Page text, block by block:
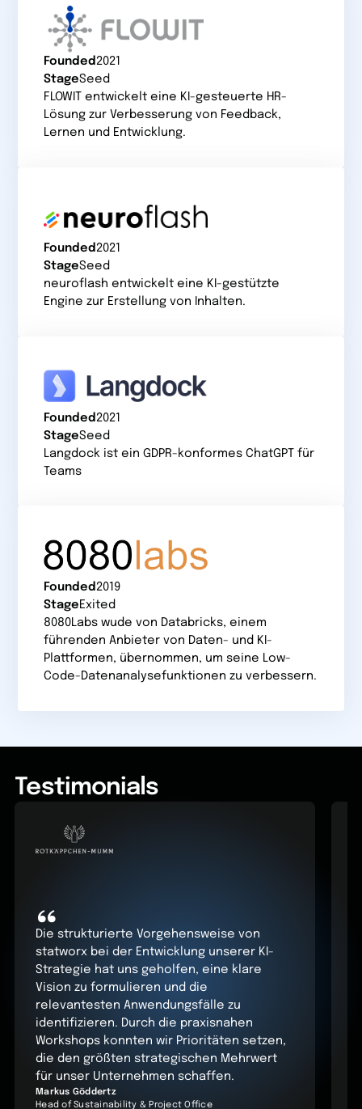
Founded 2021
StageSeed
FLOWIT entwickelt eine KI-gesteuerte HR-
Lösung zur Verbesserung von Feedback,
Lernen und Entwicklung.
Founded 2021
StageSeed
neuroflash entwickelt eine KI-gestützte
Engine zur Erstellung von Inhalten.
Founded 2021
StageSeed
Langdock ist ein GDPR-konformes ChatGPT für
Teams
Founded 2019
Stage Exited
8080Labs wude von Databricks, einem
führenden Anbieter von Daten- und KI-
Plattformen, übernommen, um seine Low-
Code-Datenanalysefunktionen zu verbessern.
Testimonials
“
Die strukturierte Vorgehensweise von
statworx bei der Entwicklung unserer KI-
Strategie hat uns geholfen, eine klare
Vision zu formulieren und die
relevantesten Anwendungsfälle zu
identifizieren. Durch die praxisnahen
Workshops konnten wir Prioritäten setzen,
die den größten strategischen Mehrwert
für unser Unternehmen schaffen.
Markus Göddertz
Head of Sustainability & Project Office